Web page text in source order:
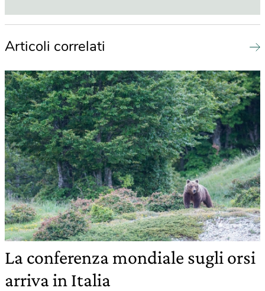
Articoli correlati
La conferenza mondiale sugli orsi
arriva in Italia